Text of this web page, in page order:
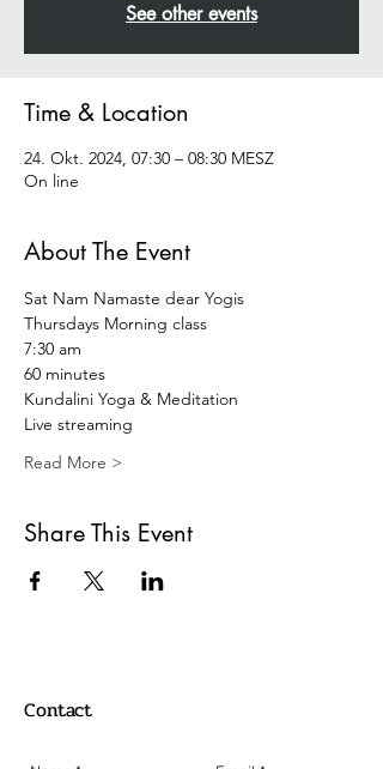
See other events
Time & Location
24. Okt. 2024, 07:30 – 08:30 MESZ
On line
About The Event
Sat Nam Namaste dear Yogis
Thursdays Morning class
7:30 am
60 minutes
Kundalini Yoga & Meditation
Live streaming
Read More >
Share This Event
Contact